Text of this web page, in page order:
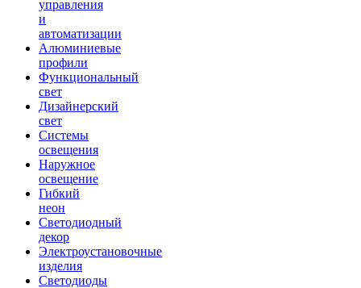
управления
и
автоматизации
Алюминиевые
профили
Функциональный
свет
Дизайнерский
свет
Системы
освещения
Наружное
освещение
Гибкий
неон
Светодиодный
декор
Электроустановочные
изделия
Светодиоды